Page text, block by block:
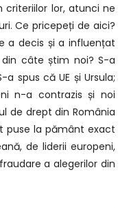
lor, atunci ne
Ce pricepeți de aici?
a decis și a influențat
din câte știm noi? S-a
spus că UE și Ursula;
n-a contrazis și noi
de drept din România
puse la pământ exact
de liderii europeni,
a alegerilor din